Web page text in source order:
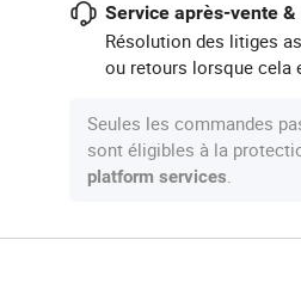
Service après-vente
Résolution des litiges
ou retours lorsque cela
Seules les commandes
sont éligibles à la
platform services.